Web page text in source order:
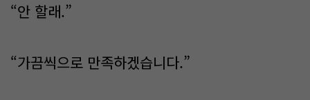
“안 할래.”
“가끔씩으로 만족하겠습니다.”